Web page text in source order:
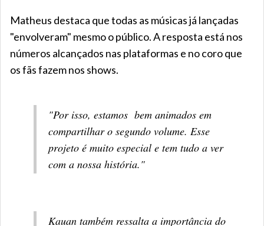
Matheus destaca que todas as músicas já lançadas
"envolveram" mesmo o público. A resposta está nos
números alcançados nas plataformas e no coro que
os fãs fazem nos shows.
"Por isso, estamos bem animados em
compartilhar o segundo volume. Esse
projeto é muito especial e tem tudo a ver
com a nossa história."
Kauan também ressalta a importância do